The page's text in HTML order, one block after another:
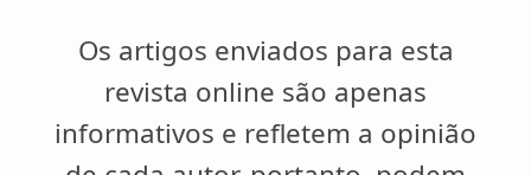
Os artigos enviados para esta
revista online são apenas
informativos e refletem a opinião